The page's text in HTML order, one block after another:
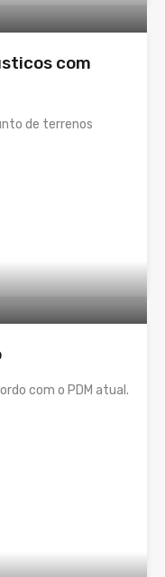
com
de terrenos
com o PDM atual.